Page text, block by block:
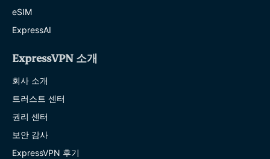
eSIM
ExpressAI
ExpressVPN 소개
회사 소개
트러스트 센터
권리 센터
보안 감사
ExpressVPN 후기